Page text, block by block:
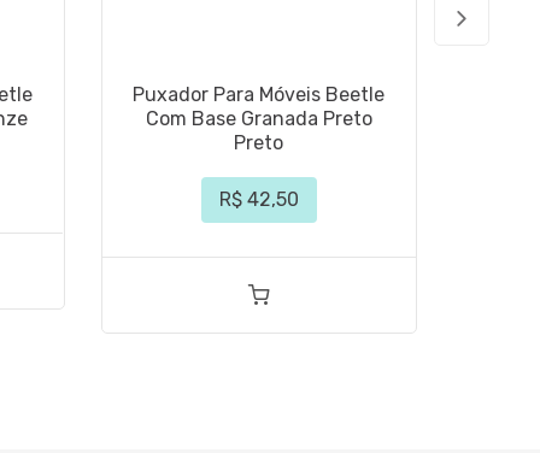
Puxador Para Móveis Beetle
Com Base Granada Preto
Preto
R$ 42,50